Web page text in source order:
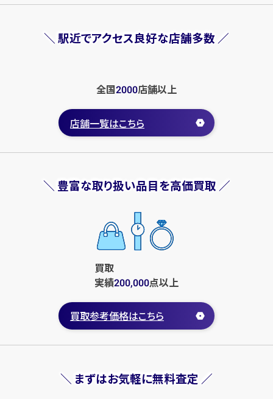
ショルダーバッグ
バッグ
ショルダーバッグ
＼ 駅近でアクセス良好な店舗多数 ／
全国2000店舗以上
店舗一覧はこちら
＼ 豊富な取り扱い品目を高価買取 ／
買取
実績200,000点以上
買取参考価格はこちら
＼ まずはお気軽に無料査定 ／